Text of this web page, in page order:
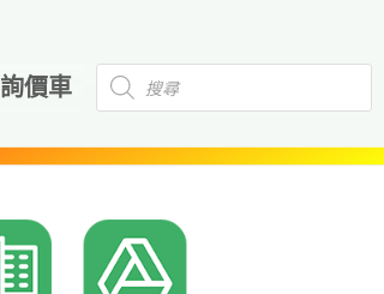
詢價車
Products
search